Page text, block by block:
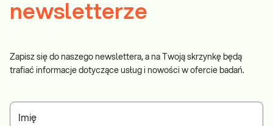
newsletterze
Zapisz się do naszego newslettera, a na Twoją skrzynkę będą
trafiać informacje dotyczące usług i nowości w ofercie badań.
Imię